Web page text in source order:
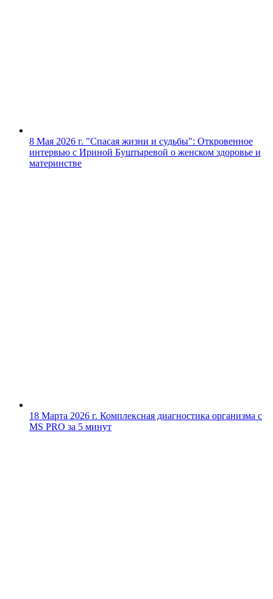
8 Мая 2026 г. "Спасая жизни и судьбы": Откровенное
интервью с Ириной Буштыревой о женском здоровье и
материнстве
18 Марта 2026 г. Комплексная диагностика организма с
MS PRO за 5 минут